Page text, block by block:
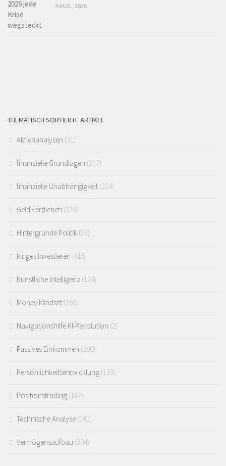
4 AUG., 2026
THEMATISCH SORTIERTE ARTIKEL
Aktienanalysen (31)
finanzielle Grundlagen (217)
finanzielle Unabhängigkeit (224)
Geld verdienen (126)
Hintergründe Politik (83)
kluges Investieren (415)
Künstliche Intelligenz (124)
Money Mindset (166)
Navigationshilfe KI-Revolution (2)
Passives Einkommen (200)
Persönlichkeitsentwicklung (153)
Positionstrading (162)
Technische Analyse (142)
Vermögensaufbau (394)